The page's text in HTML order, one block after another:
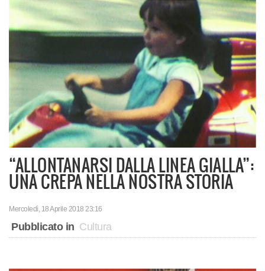
“ALLONTANARSI DALLA LINEA GIALLA”:
UNA CREPA NELLA NOSTRA STORIA
Mercoledì, 18 Aprile 2018 23:16
Pubblicato in Cultura